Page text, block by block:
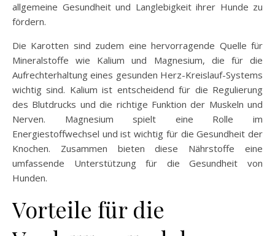
allgemeine Gesundheit und Langlebigkeit ihrer Hunde zu
fördern.
Die Karotten sind zudem eine hervorragende Quelle für
Mineralstoffe wie Kalium und Magnesium, die für die
Aufrechterhaltung eines gesunden Herz-Kreislauf-Systems
wichtig sind. Kalium ist entscheidend für die Regulierung
des Blutdrucks und die richtige Funktion der Muskeln und
Nerven. Magnesium spielt eine Rolle im
Energiestoffwechsel und ist wichtig für die Gesundheit der
Knochen. Zusammen bieten diese Nährstoffe eine
umfassende Unterstützung für die Gesundheit von
Hunden.
Vorteile für die